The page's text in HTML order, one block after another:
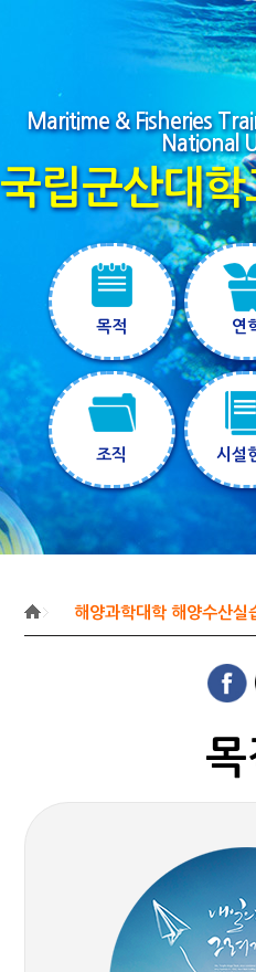
Maritime & Fisheries
National
국립군산대학
목적 연
조직 시설
해양과학대학 해양수산실
목